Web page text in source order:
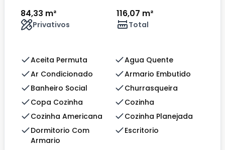
84,33 m²
Privativos
116,07 m²
Total
Aceita Permuta
Agua Quente
Ar Condicionado
Armario Embutido
Banheiro Social
Churrasqueira
Copa Cozinha
Cozinha
Cozinha Americana
Cozinha Planejada
Dormitorio Com
Armario
Escritorio